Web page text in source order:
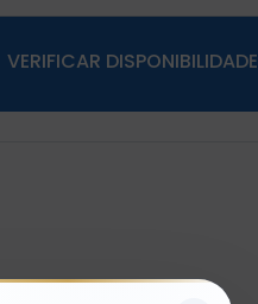
VERIFICAR DISPONIBILIDADE